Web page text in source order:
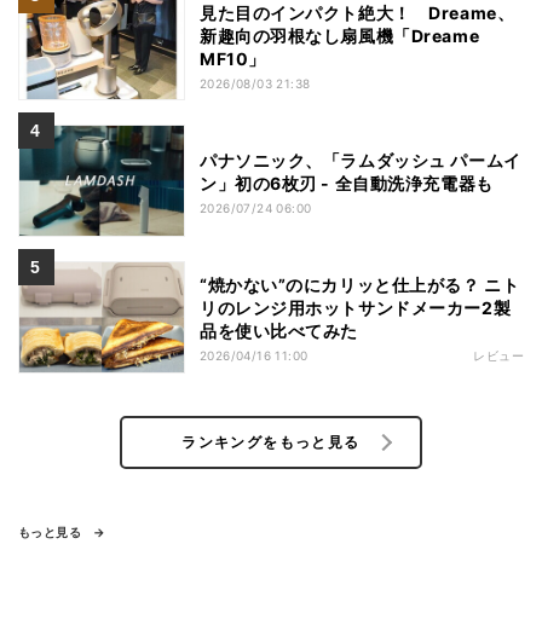
見た目のインパクト絶大！ Dreame、
新趣向の羽根なし扇風機「Dreame
MF10」
2026/08/03 21:38
パナソニック、「ラムダッシュ パームイ
ン」初の6枚刃 - 全自動洗浄充電器も
2026/07/24 06:00
“焼かない”のにカリッと仕上がる？ ニト
リのレンジ用ホットサンドメーカー2製
品を使い比べてみた
2026/04/16 11:00 レビュー
ランキングをもっと見る
もっと見る